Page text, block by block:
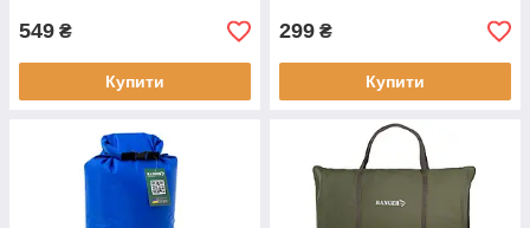
549 ₴
Купити
299 ₴
Купити